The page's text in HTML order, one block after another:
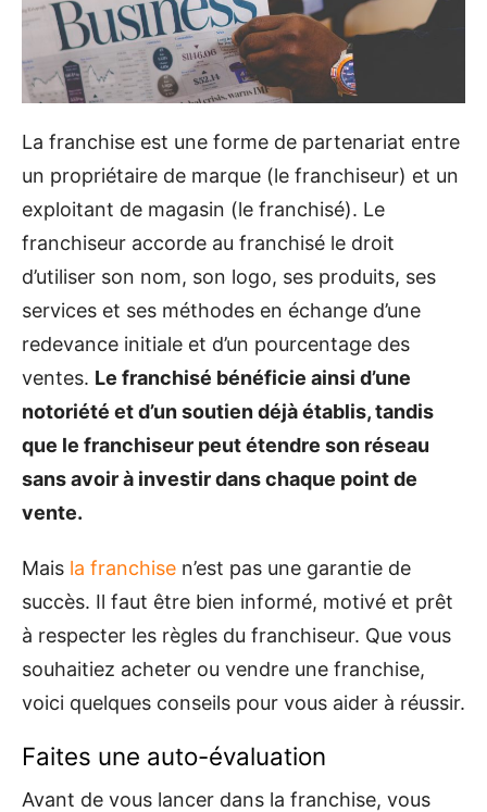
La franchise est une forme de partenariat entre
un propriétaire de marque (le franchiseur) et un
exploitant de magasin (le franchisé). Le
franchiseur accorde au franchisé le droit
d’utiliser son nom, son logo, ses produits, ses
services et ses méthodes en échange d’une
redevance initiale et d’un pourcentage des
ventes. Le franchisé bénéficie ainsi d’une
notoriété et d’un soutien déjà établis, tandis
que le franchiseur peut étendre son réseau
sans avoir à investir dans chaque point de
vente.
Mais la franchise n’est pas une garantie de
succès. Il faut être bien informé, motivé et prêt
à respecter les règles du franchiseur. Que vous
souhaitiez acheter ou vendre une franchise,
voici quelques conseils pour vous aider à réussir.
Faites une auto-évaluation
Avant de vous lancer dans la franchise, vous